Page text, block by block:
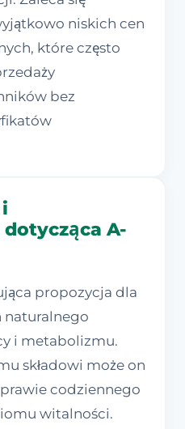
niskich cen
które często
bez
A-
propozycja dla
naturalnego
i metabolizmu.
składowi może on
codziennego
witalności.